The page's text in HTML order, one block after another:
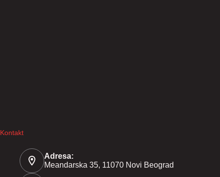
Kontakt
Adresa:
Meandarska 35, 11070 Novi Beograd